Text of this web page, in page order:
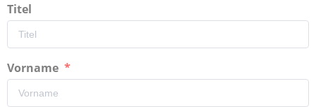
Titel
Vorname